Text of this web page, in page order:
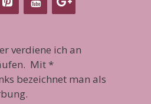
verdiene ich an
Mit *
bezeichnet man als